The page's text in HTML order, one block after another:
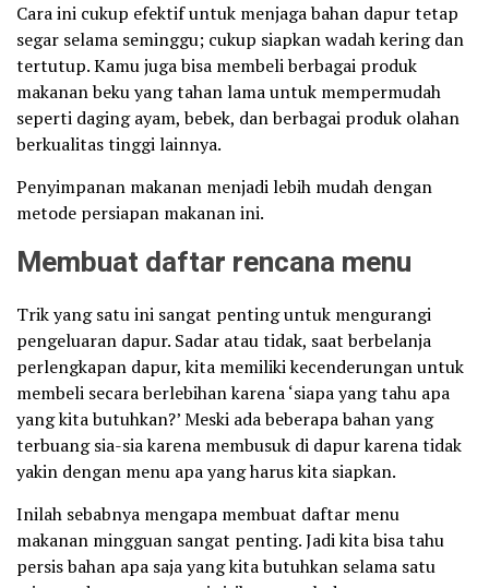
Cara ini cukup efektif untuk menjaga bahan dapur tetap
segar selama seminggu; cukup siapkan wadah kering dan
tertutup. Kamu juga bisa membeli berbagai produk
makanan beku yang tahan lama untuk mempermudah
seperti daging ayam, bebek, dan berbagai produk olahan
berkualitas tinggi lainnya.
Penyimpanan makanan menjadi lebih mudah dengan
metode persiapan makanan ini.
Membuat daftar rencana menu
Trik yang satu ini sangat penting untuk mengurangi
pengeluaran dapur. Sadar atau tidak, saat berbelanja
perlengkapan dapur, kita memiliki kecenderungan untuk
membeli secara berlebihan karena ‘siapa yang tahu apa
yang kita butuhkan?’ Meski ada beberapa bahan yang
terbuang sia-sia karena membusuk di dapur karena tidak
yakin dengan menu apa yang harus kita siapkan.
Inilah sebabnya mengapa membuat daftar menu
makanan mingguan sangat penting. Jadi kita bisa tahu
persis bahan apa saja yang kita butuhkan selama satu